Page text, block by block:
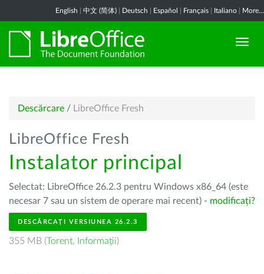
English 中文 (简体) Deutsch Español Français Italiano More...
Descărcare / LibreOffice Fresh
LibreOffice Fresh
Instalator principal
Selectat: LibreOffice 26.2.3 pentru Windows x86_64 (este
necesar 7 sau un sistem de operare mai recent) - modificați?
DESCĂRCAȚI VERSIUNEA 26.2.3
355 MB (Torent, Informații)